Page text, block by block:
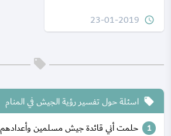
query_builder
23-01-2019
local_offer اسئلة حول تفسير رؤية الجيش في المنام
حلمت أني قائدة جيش مسلمين وأعدادهم